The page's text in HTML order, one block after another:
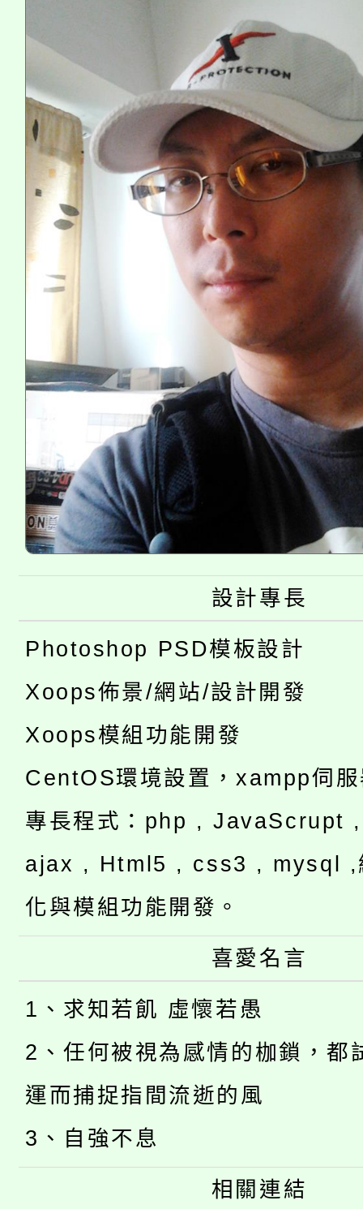
設計專長
Photoshop PSD模板設計
Xoops佈景/網站/設計開發
Xoops模組功能開發
CentOS環境設置，xampp伺
專長程式：php , JavaScrupt
ajax , Html5 , css3 , mysql ,
化與模組功能開發。
喜愛名言
1、求知若飢 虛懷若愚
2、任何被視為感情的枷鎖，都
運而捕捉指間流逝的風
3、自強不息
相關連結